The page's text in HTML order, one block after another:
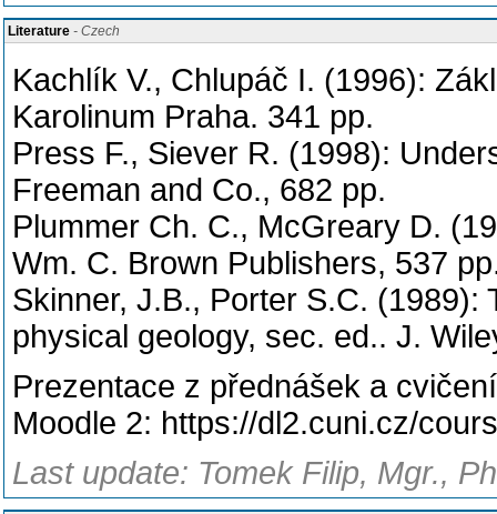
Literature - Czech
Kachlík V., Chlupáč I. (1996):
Karolinum Praha. 341 pp.
Press F., Siever R. (1998):
Freeman and Co., 682 pp.
Plummer Ch. C., McGreary D.
Wm. C. Brown Publishers, 537
Skinner, J.B., Porter S.C. (1989):
physical geology, sec. ed.. J.
Prezentace z přednášek a
Moodle 2: https://dl2.cuni.cz/
Last update: Tomek Filip, Mgr.,